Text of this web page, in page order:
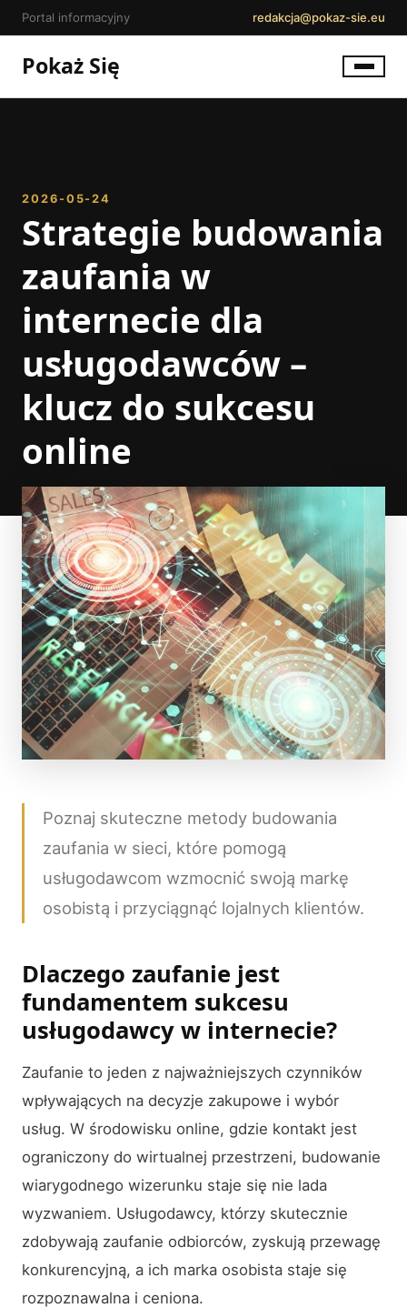
Portal informacyjny redakcja@pokaz-sie.eu
Pokaż Się
2026-05-24
Strategie budowania
zaufania w
internecie dla
usługodawców –
klucz do sukcesu
online
Poznaj skuteczne metody budowania
zaufania w sieci, które pomogą
usługodawcom wzmocnić swoją markę
osobistą i przyciągnąć lojalnych klientów.
Dlaczego zaufanie jest
fundamentem sukcesu
usługodawcy w internecie?
Zaufanie to jeden z najważniejszych czynników
wpływających na decyzje zakupowe i wybór
usług. W środowisku online, gdzie kontakt jest
ograniczony do wirtualnej przestrzeni, budowanie
wiarygodnego wizerunku staje się nie lada
wyzwaniem. Usługodawcy, którzy skutecznie
zdobywają zaufanie odbiorców, zyskują przewagę
konkurencyjną, a ich marka osobista staje się
rozpoznawalna i ceniona.